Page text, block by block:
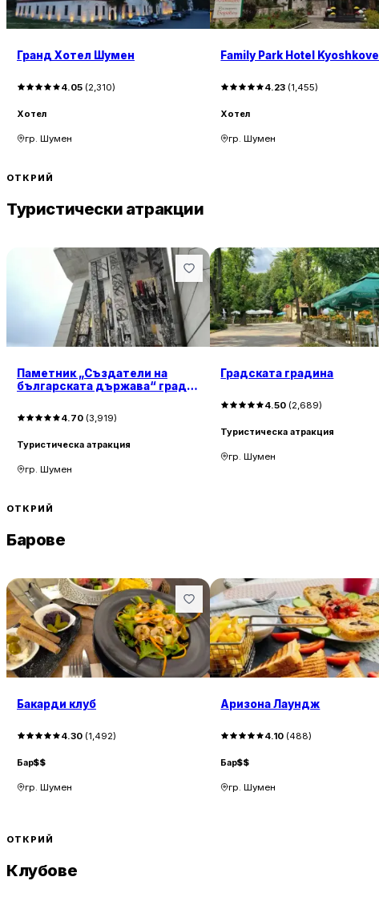
Гранд Хотел Шумен
4.05 (2,310)
Хотел
гр. Шумен
Family Park Hotel Kyoshkove
4.23 (1,455)
Хотел
гр. Шумен
ОТКРИЙ
Туристически атракции
Паметник „Създатели на
българската държава“ град
4.70 (3,919)
Туристическа атракция
гр. Шумен
Градската градина
4.50 (2,689)
Туристическа атракция
гр. Шумен
ОТКРИЙ
Барове
Бакарди клуб
4.30 (1,492)
Бар$$
гр. Шумен
Аризона Лаундж
4.10 (488)
Бар$$
гр. Шумен
ОТКРИЙ
Клубове